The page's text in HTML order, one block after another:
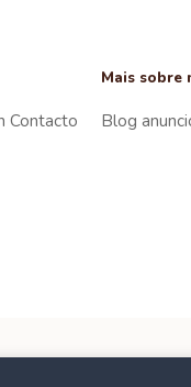
Contacto
Mais sobre
Blog